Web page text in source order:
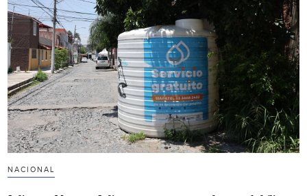
NACIONAL